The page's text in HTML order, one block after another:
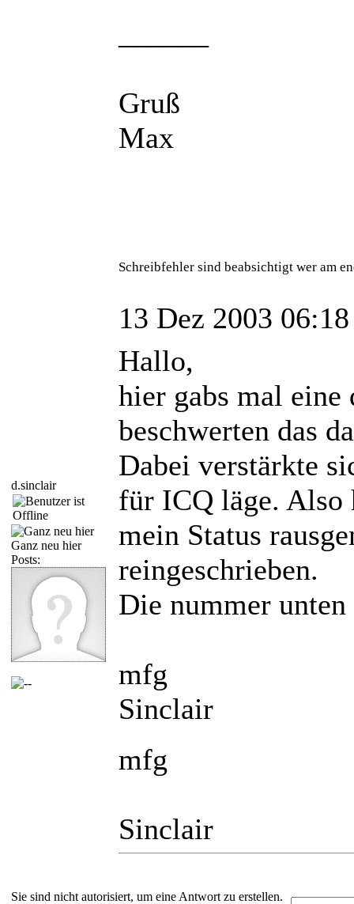
Gruß
Max
Schreibfehler sind beabsichtigt wer am
d.sinclair
Ganz neu hier
Posts:
13 Dez 2003 06:18
Hallo,
hier gabs mal
beschwerten das
Dabei verstärkte
für ICQ läge. Also
mein Status
reingeschrieben.
Die nummer
mfg
Sinclair
mfg
Sinclair
Sie sind nicht autorisiert, um eine Antwort zu erstellen.